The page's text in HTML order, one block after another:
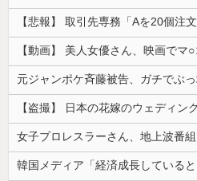
元ジャンポケ斉藤被告、ガチでぶ